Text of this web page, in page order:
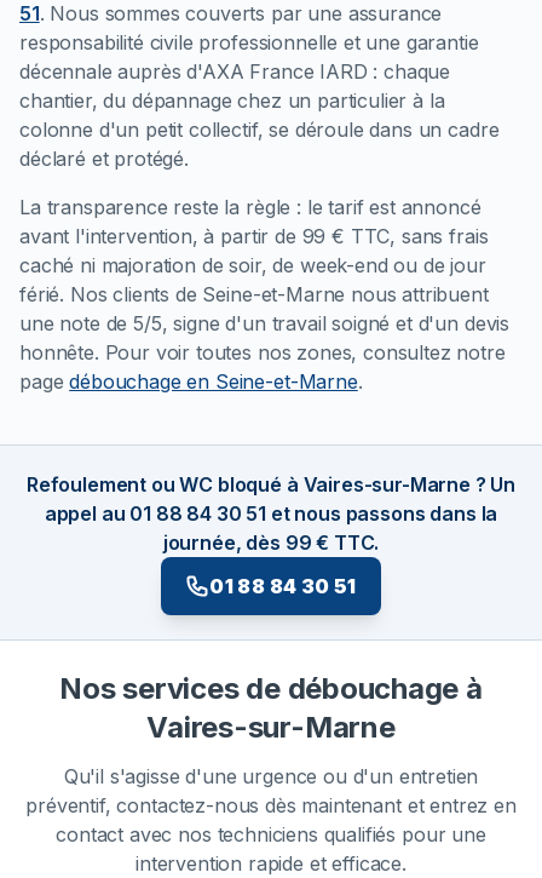
51. Nous sommes couverts par une assurance
responsabilité civile professionnelle et une garantie
décennale auprès d'AXA France IARD : chaque
chantier, du dépannage chez un particulier à la
colonne d'un petit collectif, se déroule dans un cadre
déclaré et protégé.
La transparence reste la règle : le tarif est annoncé
avant l'intervention, à partir de 99 € TTC, sans frais
caché ni majoration de soir, de week-end ou de jour
férié. Nos clients de Seine-et-Marne nous attribuent
une note de 5/5, signe d'un travail soigné et d'un devis
honnête. Pour voir toutes nos zones, consultez notre
pagedébouchage en Seine-et-Marne.
Refoulement ou WC bloqué à Vaires-sur-Marne ? Un
appel au 01 88 84 30 51 et nous passons dans la
journée, dès 99 € TTC.
01 88 84 30 51
Nos services de débouchage à
Vaires-sur-Marne
Qu'il s'agisse d'une urgence ou d'un entretien
préventif, contactez-nous dès maintenant et entrez en
contact avec nos techniciens qualifiés pour une
intervention rapide et efficace.